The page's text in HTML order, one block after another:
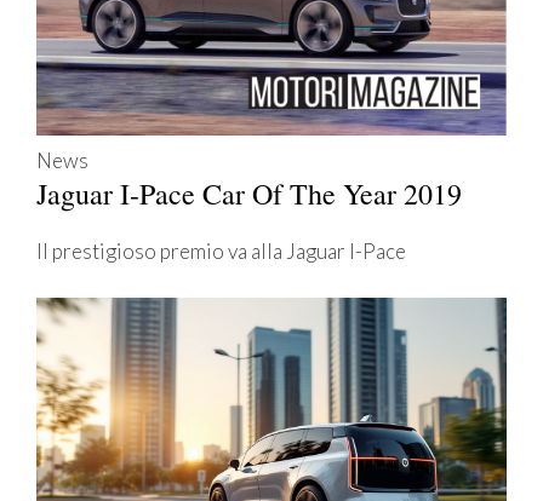
News
Jaguar I-Pace Car Of The Year 2019
Il prestigioso premio va alla Jaguar I-Pace